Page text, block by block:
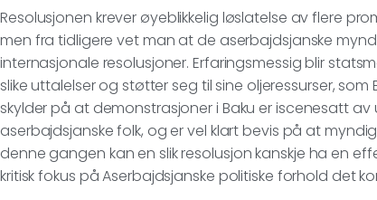
Resolusjonen krever øyeblikkelig løslatelse av flere
men fra tidligere vet man at de aserbajdsjanske
internasjonale resolusjoner. Erfaringsmessig blir
slike uttalelser og støtter seg til sine oljeressurser,
skylder på at demonstrasjoner i Baku er iscenesatt
aserbajdsjanske folk, og er vel klart bevis på at
denne gangen kan en slik resolusjon kanskje ha en
kritisk fokus på Aserbajdsjanske politiske forhold det